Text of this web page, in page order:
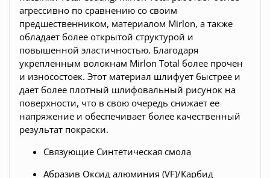
агрессивно по сравнению со своим
предшественником, материалом Mirlon, а также
обладает более открытой структурой и
повышенной эластичностью. Благодаря
укрепленным волокнам Mirlon Total более прочен
и износостоек. Этот материал шлифует быстрее и
дает более плотный шлифовальный рисунок на
поверхности, что в свою очередь снижает ее
напряжение и обеспечивает более качественный
результат покраски.
Связующие Синтетическая смола
Абразив Оксид алюминия (VF)/Карбид